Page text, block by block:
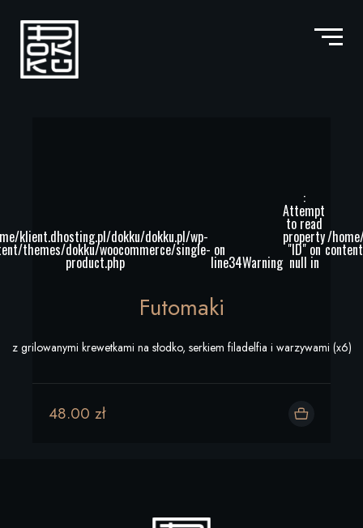
klient.dhosting.pl/dokku/dokku.pl/wp-
themes/dokku/woocommerce/single-
product.php
on
line34Warning
:
Attempt
to read
property
"ID" on
null in
/
Futomaki
z grilowanymi krewetkami na słodko, serkiem filadelfia i warzywami (x6)
48.00 zł